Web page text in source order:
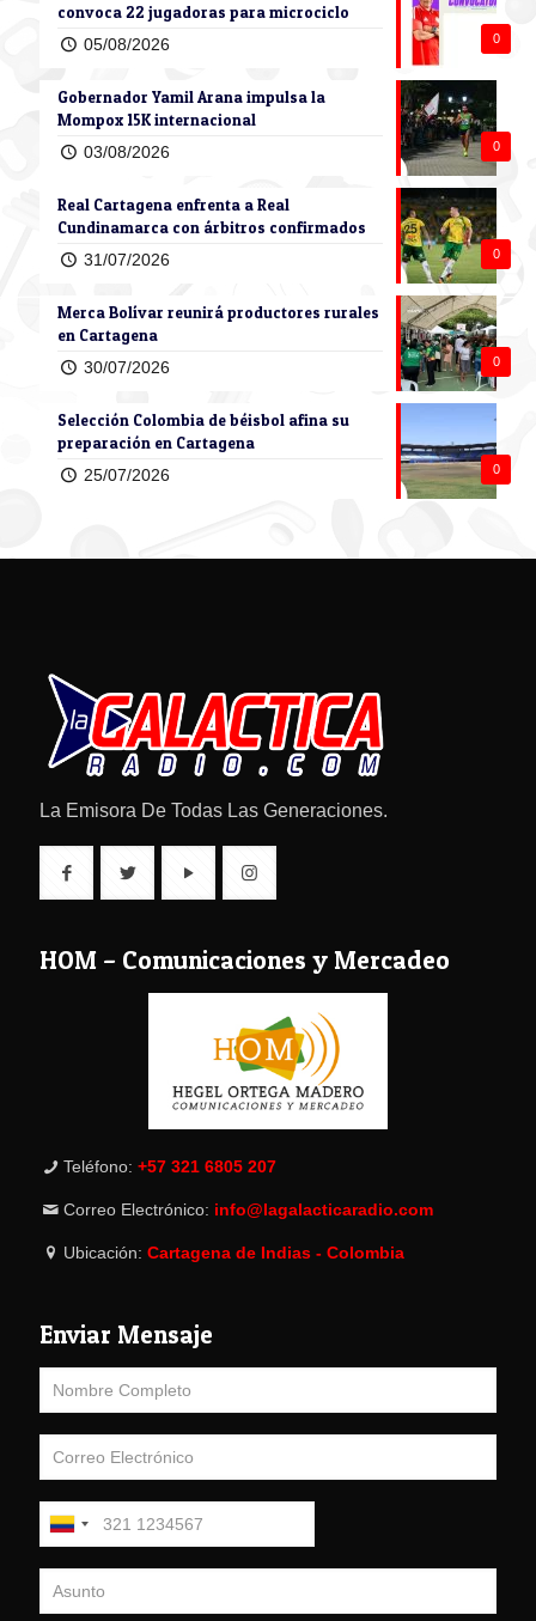
0
convoca 22 jugadoras para microciclo
05/08/2026
0
Gobernador Yamil Arana impulsa la
Mompox 15K internacional
03/08/2026
0
Real Cartagena enfrenta a Real
Cundinamarca con árbitros confirmados
31/07/2026
0
Merca Bolívar reunirá productores rurales
en Cartagena
30/07/2026
0
Selección Colombia de béisbol afina su
preparación en Cartagena
25/07/2026
La Emisora De Todas Las Generaciones.
HOM – Comunicaciones y Mercadeo
Teléfono: +57 321 6805 207
Correo Electrónico: info@lagalacticaradio.com
Ubicación: Cartagena de Indias - Colombia
Enviar Mensaje